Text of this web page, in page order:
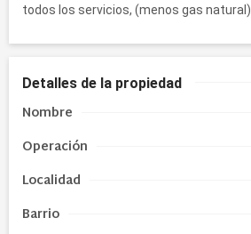
todos los servicios, (menos gas natural)
Detalles de la propiedad
Nombre
Operación
Localidad
Barrio